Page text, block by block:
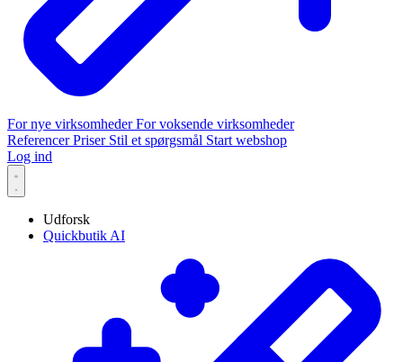
For nye virksomhederFor voksende virksomheder
ReferencerPriser Stil et spørgsmål Start webshop
Log ind
Udforsk
Quickbutik AI